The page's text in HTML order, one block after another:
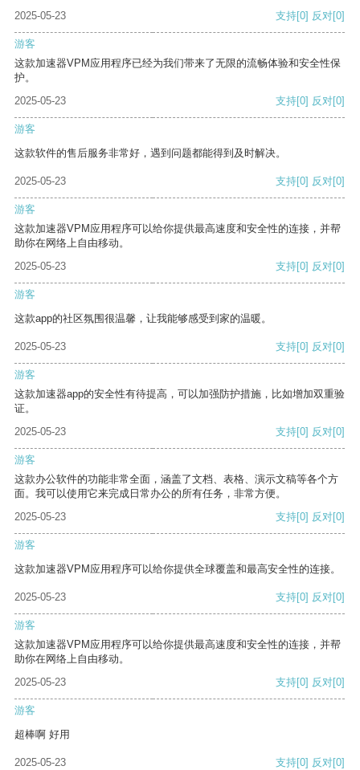
2025-05-23
支持[0] 反对[0]
游客
这款加速器VPM应用程序已经为我们带来了无限的流畅体验和安全性保
护。
2025-05-23
支持[0] 反对[0]
游客
这款软件的售后服务非常好，遇到问题都能得到及时解决。
2025-05-23 支持[0] 反对[0]
游客
这款加速器VPM应用程序可以给你提供最高速度和安全性的连接，并帮
助你在网络上自由移动。
2025-05-23
支持[0] 反对[0]
游客
这款app的社区氛围很温馨，让我能够感受到家的温暖。
2025-05-23 支持[0] 反对[0]
游客
这款加速器app的安全性有待提高，可以加强防护措施，比如增加双重验
证。
2025-05-23
支持[0] 反对[0]
游客
这款办公软件的功能非常全面，涵盖了文档、表格、演示文稿等各个方
面。我可以使用它来完成日常办公的所有任务，非常方便。
2025-05-23
支持[0] 反对[0]
游客
这款加速器VPM应用程序可以给你提供全球覆盖和最高安全性的连接。
2025-05-23 支持[0] 反对[0]
游客
这款加速器VPM应用程序可以给你提供最高速度和安全性的连接，并帮
助你在网络上自由移动。
2025-05-23
支持[0] 反对[0]
游客
超棒啊 好用
2025-05-23 支持[0] 反对[0]